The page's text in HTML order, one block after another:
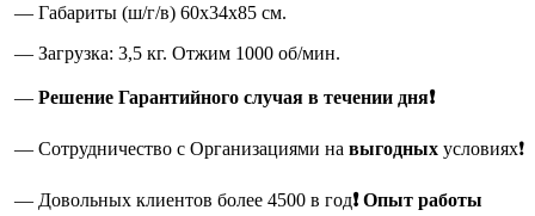
— Габариты (ш/г/в) 60x34x85 см.
— Загрузка: 3,5 кг. Отжим 1000 об/мин.
— Решение Гарантийного случая в течении дня❗
— Сотрудничество с Организациями на выгодных условиях❗
— Довольных клиентов более 4500 в год❗ Опыт работы